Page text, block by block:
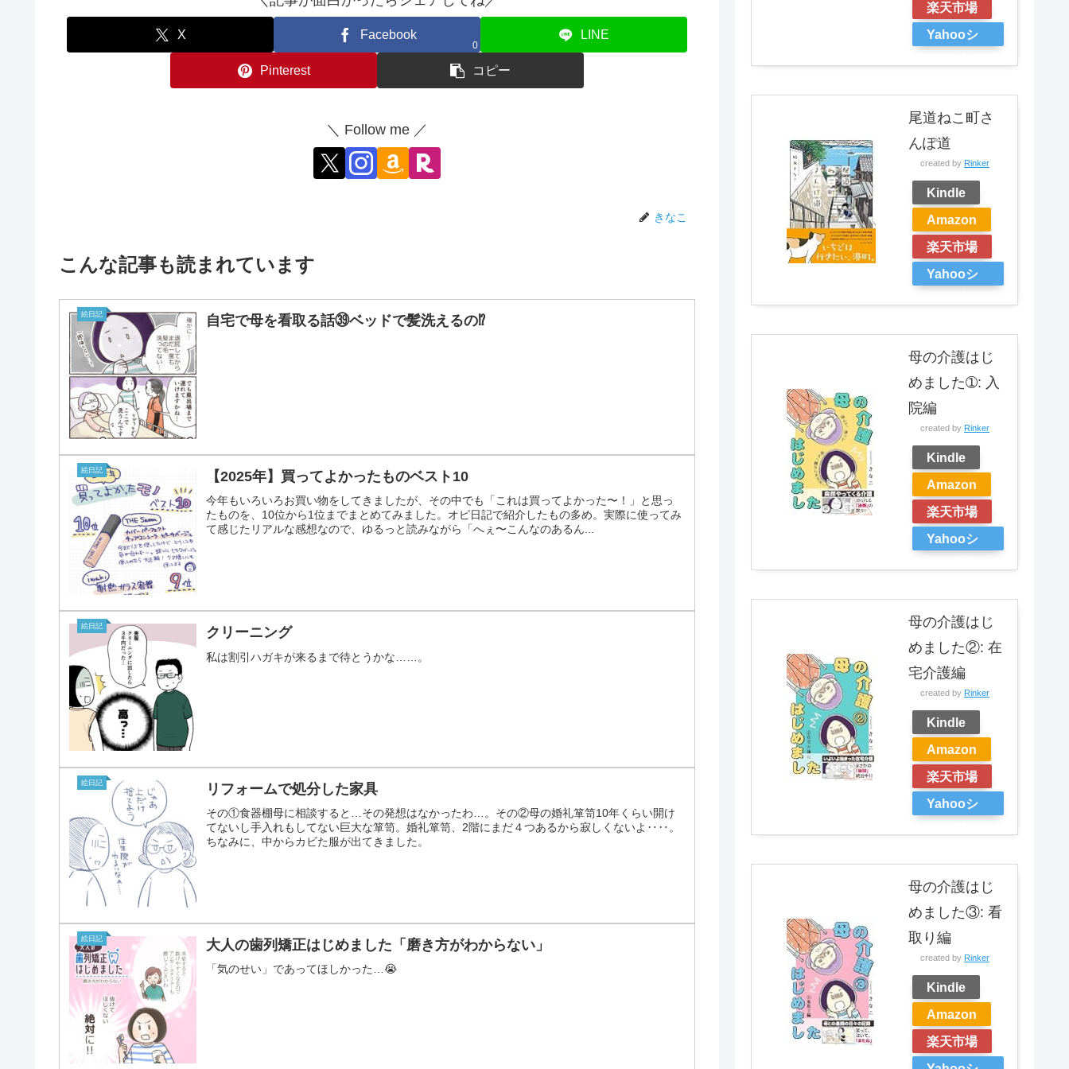
X Facebook
0
LINE
Pinterest コピー
＼ Follow me ／
きなこ
こんな記事も読まれています
絵日記 自宅で母を看取る話㊴ベッドで髪洗えるの⁉
絵日記 【2025年】買ってよかったものベスト10
今年もいろいろお買い物をしてきましたが、その中でも「これは買ってよかった〜！」と思っ
たものを、10位から1位までまとめてみました。オピ日記で紹介したもの多め。実際に使ってみ
て感じたリアルな感想なので、ゆるっと読みながら「へぇ〜こんなのあるん...
絵日記 クリーニング
私は割引ハガキが来るまで待とうかな……。
絵日記 リフォームで処分した家具
その①食器棚母に相談すると…その発想はなかったわ…。その②母の婚礼箪笥10年くらい開け
てないし手入れもしてない巨大な箪笥。婚礼箪笥、2階にまだ４つあるから寂しくないよ‥‥。
ちなみに、中からカビた服が出てきました。
絵日記 大人の歯列矯正はじめました「磨き方がわからない」
「気のせい」であってほしかった…😭
楽天市場
Yahooシ
尾道ねこ町さ
んぽ道
created by Rinker
Kindle
Amazon
楽天市場
Yahooシ
母の介護はじ
めました➀: 入
院編
created by Rinker
Kindle
Amazon
楽天市場
Yahooシ
母の介護はじ
めました②: 在
宅介護編
created by Rinker
Kindle
Amazon
楽天市場
Yahooシ
母の介護はじ
めました③: 看
取り編
created by Rinker
Kindle
Amazon
楽天市場